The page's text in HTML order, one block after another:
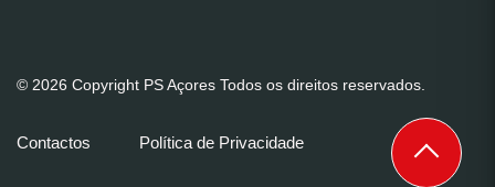
© 2026 Copyright PS Açores Todos os direitos reservados.
Contactos Política de Privacidade